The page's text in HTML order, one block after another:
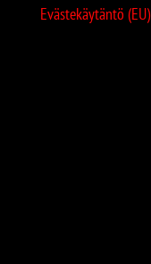
Evästekäytäntö (EU)